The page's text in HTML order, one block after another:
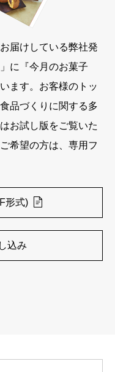
届けしている弊社発
に『今月のお菓子
ます。お客様のトッ
品づくりに関する多
お試し版をご覧いた
希望の方は、専用フ
形式)
込み